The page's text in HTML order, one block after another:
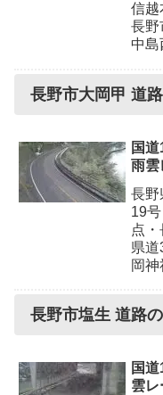
信越
長野
中島
長野市大岡甲 道
国
雨雲
長野
19
点
県道
岡
長野市塩生 道路
国
雲レ